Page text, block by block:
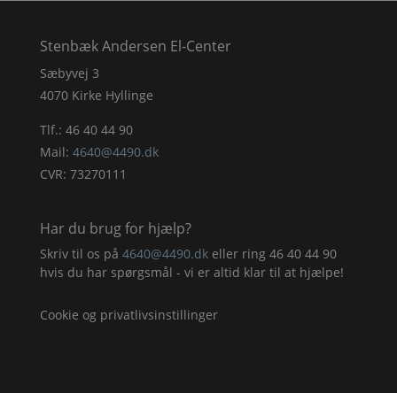
Stenbæk Andersen El-Center
Sæbyvej 3
4070 Kirke Hyllinge
Tlf.: 46 40 44 90
Mail: 4640@4490.dk
CVR: 73270111
Har du brug for hjælp?
Skriv til os på 4640@4490.dk eller ring 46 40 44 90
hvis du har spørgsmål - vi er altid klar til at hjælpe!
Cookie og privatlivsinstillinger